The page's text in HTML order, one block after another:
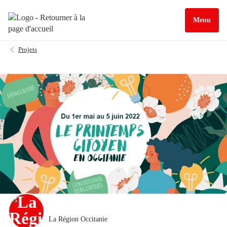
Menu
Projets
La Région Occitanie